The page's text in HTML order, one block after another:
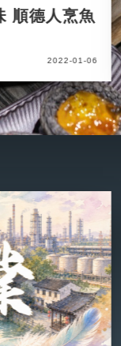
順德人烹魚
2022-01-06